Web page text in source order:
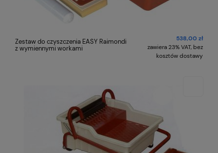
Zestaw do czyszczenia EASY Raimondi
z wymiennymi workami
538,00 zł
zawiera 23% VAT, bez
kosztów dostawy